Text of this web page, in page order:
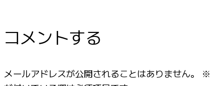
コメントする
メールアドレスが公開されることはありません。
※